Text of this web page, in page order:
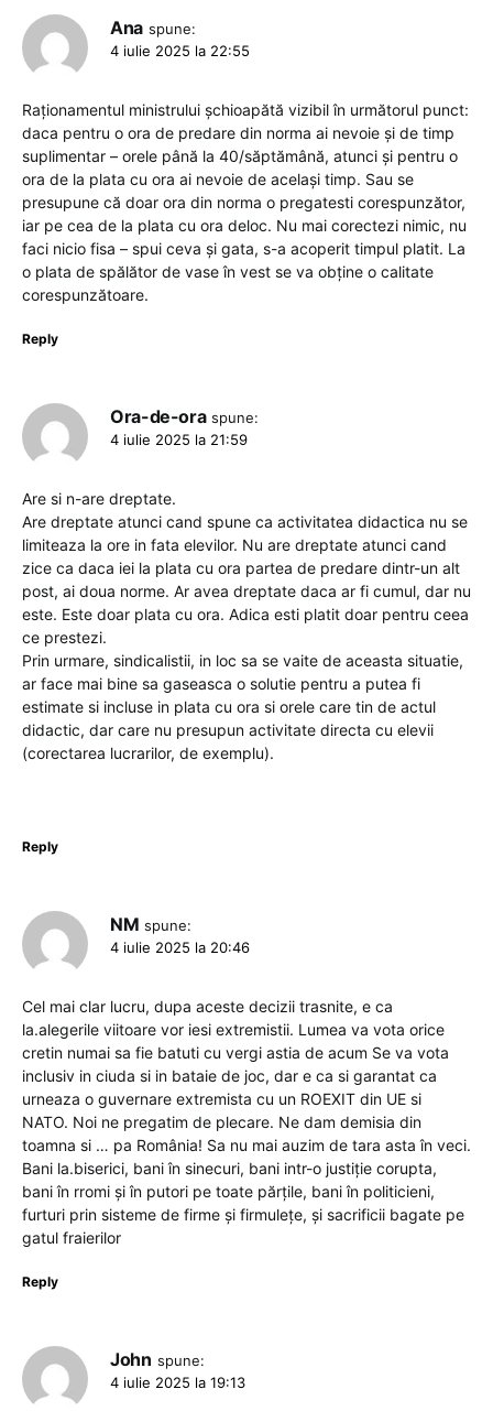
Ana spune:
4 iulie 2025 la 22:55
Raționamentul ministrului șchioapătă vizibil în următorul punct:
daca pentru o ora de predare din norma ai nevoie și de timp
suplimentar – orele până la 40/săptămână, atunci și pentru o
ora de la plata cu ora ai nevoie de același timp. Sau se
presupune că doar ora din norma o pregatesti corespunzător,
iar pe cea de la plata cu ora deloc. Nu mai corectezi nimic, nu
faci nicio fisa – spui ceva și gata, s-a acoperit timpul platit. La
o plata de spălător de vase în vest se va obține o calitate
corespunzătoare.
Reply
Ora-de-ora spune:
4 iulie 2025 la 21:59
Are si n-are dreptate.
Are dreptate atunci cand spune ca activitatea didactica nu se
limiteaza la ore in fata elevilor. Nu are dreptate atunci cand
zice ca daca iei la plata cu ora partea de predare dintr-un alt
post, ai doua norme. Ar avea dreptate daca ar fi cumul, dar nu
este. Este doar plata cu ora. Adica esti platit doar pentru ceea
ce prestezi.
Prin urmare, sindicalistii, in loc sa se vaite de aceasta situatie,
ar face mai bine sa gaseasca o solutie pentru a putea fi
estimate si incluse in plata cu ora si orele care tin de actul
didactic, dar care nu presupun activitate directa cu elevii
(corectarea lucrarilor, de exemplu).
Reply
NM spune:
4 iulie 2025 la 20:46
Cel mai clar lucru, dupa aceste decizii trasnite, e ca
la.alegerile viitoare vor iesi extremistii. Lumea va vota orice
cretin numai sa fie batuti cu vergi astia de acum Se va vota
inclusiv in ciuda si in bataie de joc, dar e ca si garantat ca
urneaza o guvernare extremista cu un ROEXIT din UE si
NATO. Noi ne pregatim de plecare. Ne dam demisia din
toamna si … pa România! Sa nu mai auzim de tara asta în veci.
Bani la.biserici, bani în sinecuri, bani intr-o justiție corupta,
bani în rromi și în putori pe toate părțile, bani în politicieni,
furturi prin sisteme de firme și firmulețe, și sacrificii bagate pe
gatul fraierilor
Reply
John spune:
4 iulie 2025 la 19:13